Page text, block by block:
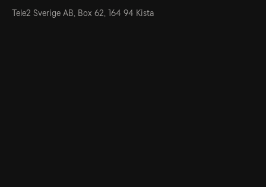
Tele2 Sverige AB, Box 62, 164 94 Kista